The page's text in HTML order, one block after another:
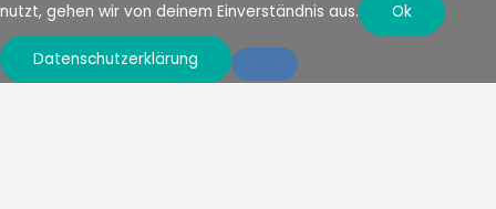
nutzt, gehen wir von deinem Einverständnis aus.
Ok
Datenschutzerklärung